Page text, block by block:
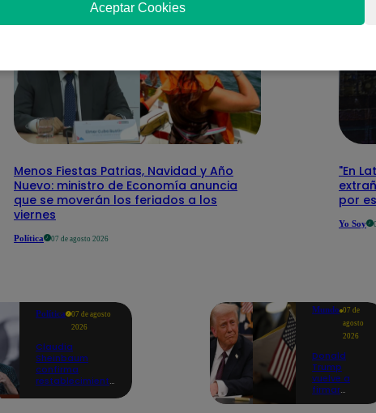
Menos Fiestas Patrias, Navidad y Año
Nuevo: ministro de Economía anuncia
que se moverán los feriados a los
viernes
Política 07 de agosto 2026
"En
por
Yo Soy
Política
07 de agosto
2026
Claudia
Sheinbaum
confirma
restablecimiento
Mundo 07 de
agosto
2026
Donald
Trump
vuelve a
firmar
Aceptar Cookies